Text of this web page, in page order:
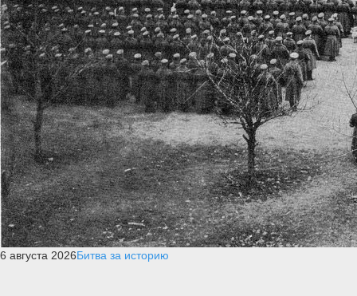
6 августа 2026Битва за историю